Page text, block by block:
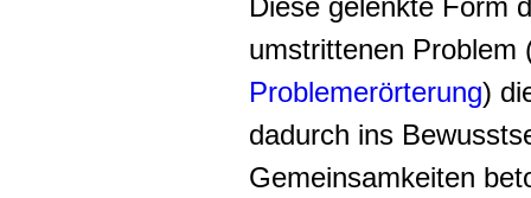
umstrittenen
Problemerörterung)
dadurch ins
Gemeinsamkeiten